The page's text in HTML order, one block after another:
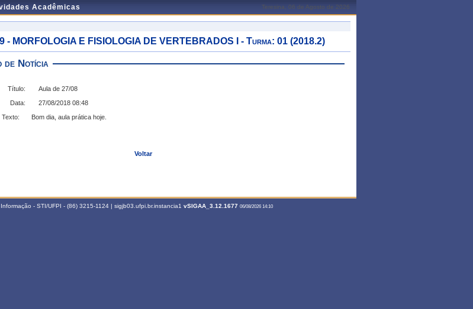
Acadêmicas Teresina, 06 de Agosto de 2026
- MORFOLOGIA E FISIOLOGIA DE VERTEBRADOS I - Turma: 01 (2018.2)
de Notícia
Título:
Aula de 27/08
Data:
27/08/2018 08:48
Texto:
Bom dia, aula prática hoje.
Voltar
- STI/UFPI - (86) 3215-1124 | sigjb03.ufpi.br.instancia1 vSIGAA_3.12.1677 06/08/2026 14:10